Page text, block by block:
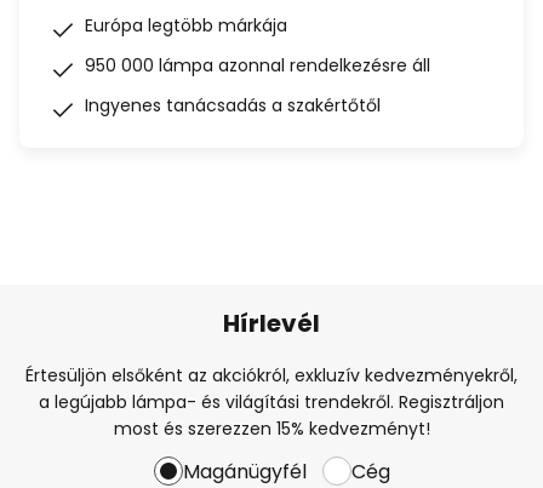
Európa legtöbb márkája
950 000 lámpa azonnal rendelkezésre áll
Ingyenes tanácsadás a szakértőtől
Hírlevél
Értesüljön elsőként az akciókról, exkluzív kedvezményekről,
a legújabb lámpa- és világítási trendekről. Regisztráljon
most és szerezzen 15% kedvezményt!
Magánügyfél Cég